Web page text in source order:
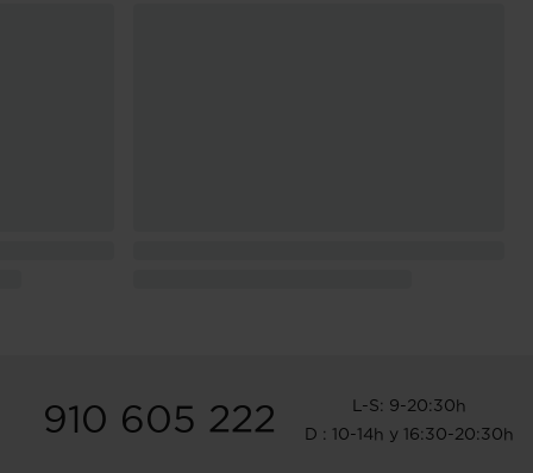
910 605 222
L-S: 9-20:30h
D : 10-14h y 16:30-20:30h